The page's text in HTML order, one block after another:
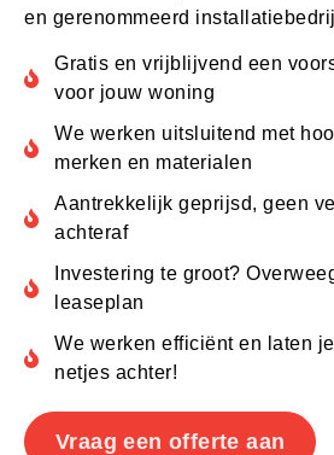
en gerenommeerd
Gratis en vrijblijvend een
voor jouw woning
We werken uitsluitend met
merken en materialen
Aantrekkelijk geprijsd, geen
achteraf
Investering te groot?
leaseplan
We werken efficiënt en laten
netjes achter!
Vraag een offerte aan